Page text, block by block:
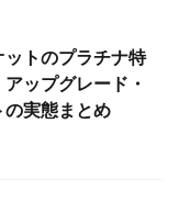
トのプラチナ特
ップグレード・
の実態まとめ